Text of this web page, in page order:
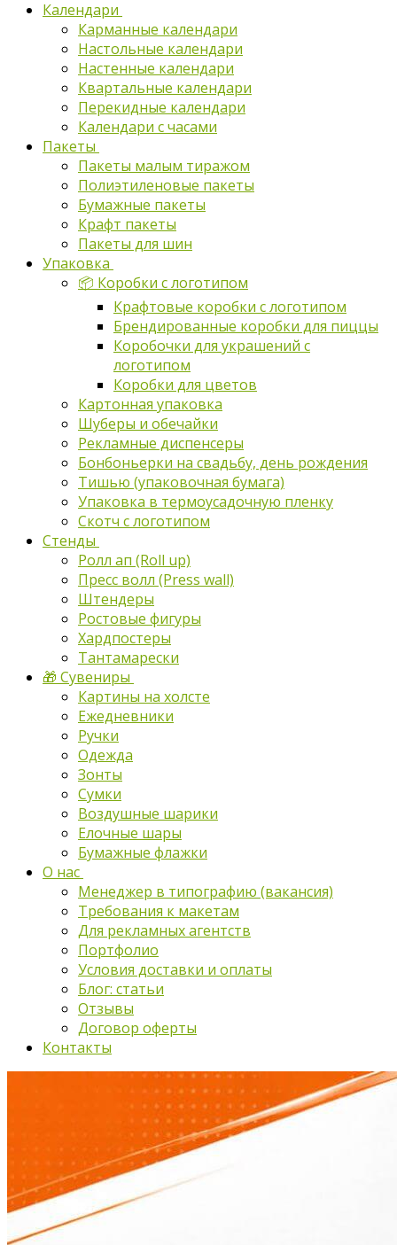
Календари
Карманные календари
Настольные календари
Настенные календари
Квартальные календари
Перекидные календари
Календари с часами
Пакеты
Пакеты малым тиражом
Полиэтиленовые пакеты
Бумажные пакеты
Крафт пакеты
Пакеты для шин
Упаковка
📦 Коробки с логотипом
Крафтовые коробки с логотипом
Брендированные коробки для пиццы
Коробочки для украшений с
логотипом
Коробки для цветов
Картонная упаковка
Шуберы и обечайки
Рекламные диспенсеры
Бонбоньерки на свадьбу, день рождения
Тишью (упаковочная бумага)
Упаковка в термоусадочную пленку
Скотч с логотипом
Стенды
Ролл ап (Roll up)
Пресс волл (Press wall)
Штендеры
Ростовые фигуры
Хардпостеры
Тантамарески
🎁 Сувениры
Картины на холсте
Ежедневники
Ручки
Одежда
Зонты
Сумки
Воздушные шарики
Елочные шары
Бумажные флажки
О нас
Менеджер в типографию (вакансия)
Требования к макетам
Для рекламных агентств
Портфолио
Условия доставки и оплаты
Блог: статьи
Отзывы
Договор оферты
Контакты